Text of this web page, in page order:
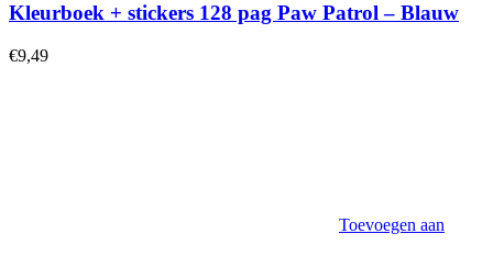
Kleurboek + stickers 128 pag Paw Patrol – Blauw
€9,49
Toevoegen aan